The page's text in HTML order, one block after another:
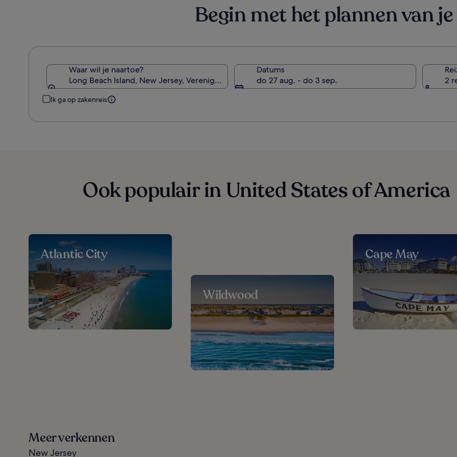
Begin met het plannen van
Waar wil je naartoe?
Long Beach Island, New Jersey, Verenigde Staten
Datums
do 27 aug. - do 3 sep.
2
Ik ga op zakenreis
Ook populair in United States of America
Atlantic City
Wildwood
Cape May
Meer verkennen
New Jersey